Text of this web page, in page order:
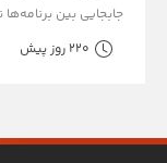
جابجایی بین
220 روز پیش